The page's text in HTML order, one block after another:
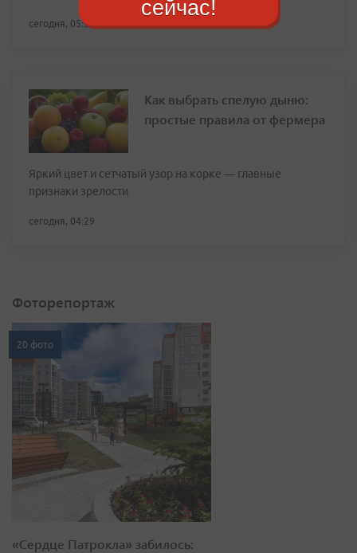
сегодня, 05:33
Как выбрать спелую дыню:
простые правила от фермера
Яркий цвет и сетчатый узор на корке — главные
признаки зрелости
сегодня, 04:29
Фоторепортаж
20 фото
«Сердце Патрокла» забилось:
сейчас!